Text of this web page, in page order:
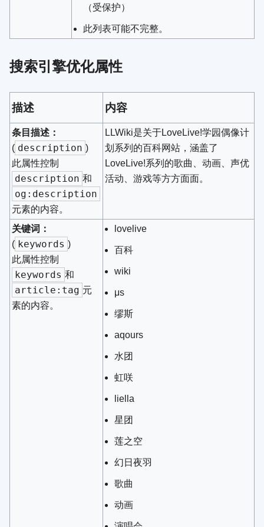
（受保护）
此列表可能不完整。
搜索引擎优化属性
描述 内容
条目描述：
( description )
此属性控制
description 和
og:description
元素的内容。
LLWiki是关于LoveLive!学园偶像计
划系列的百科网站，涵盖了
LoveLive!系列的歌曲、动画、声优
活动、游戏等方方面面。
关键词：
( keywords )
此属性控制
keywords 和
article:tag 元
素的内容。
lovelive
百科
wiki
μs
缪斯
aqours
水团
虹咲
liella
星团
莲之空
幻日夜羽
歌曲
动画